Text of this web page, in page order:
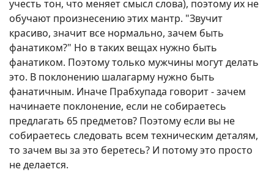
учесть тон, что меняет смысл слова), поэтому их не
обучают произнесению этих мантр. "Звучит
красиво, значит все нормально, зачем быть
фанатиком?" Но в таких вещах нужно быть
фанатиком. Поэтому только мужчины могут делать
это. В поклонению шалагарму нужно быть
фанатичным. Иначе Прабхупада говорит - зачем
начинаете поклонение, если не собираетесь
предлагать 65 предметов? Поэтому если вы не
собираетесь следовать всем техническим деталям,
то зачем вы за это беретесь? И потому это просто
не делается.